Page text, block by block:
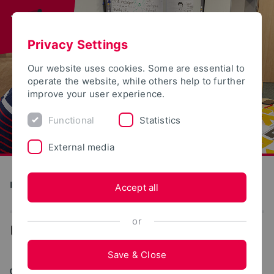
Institut für Wissenschaftsdialog
04/11/2022
Privacy Settings
Our website uses cookies. Some are essential to
operate the website, while others help to further
improve your user experience.
Functional Statistics
External media
Accept all
or
Save & Close